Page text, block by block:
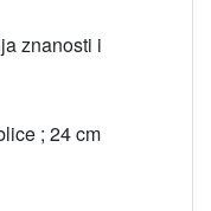
znanosti i
; 24 cm